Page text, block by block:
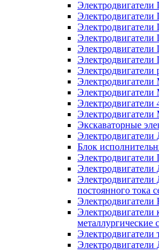
Электродвигатели
Электродвигатели
Электродвигатели
Электродвигатели
Экскаваторные
Блок
Электродвигатели
постоянного тока
Электродвигатели
металлургические